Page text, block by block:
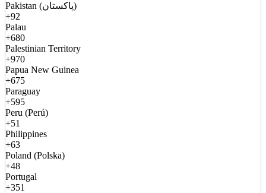
Pakistan (پاکستان)
+92
Palau
+680
Palestinian Territory
+970
Papua New Guinea
+675
Paraguay
+595
Peru (Perú)
+51
Philippines
+63
Poland (Polska)
+48
Portugal
+351